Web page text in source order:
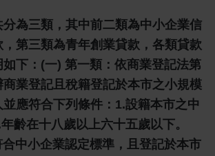
為三類，其中前二類為中小企業信
第三類為青年創業貸款，各類貸款
如下：(一) 第一類：依商業登記法第
業登記且稅籍登記於本市之小規模
應符合下列條件：1.設籍本市之中
齡在十八歲以上六十五歲以下。
中小企業認定標準，且登記於本市